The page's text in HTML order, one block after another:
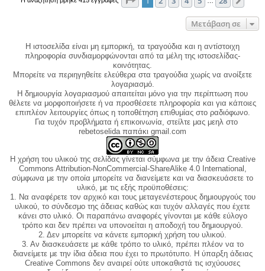
Μετάβαση σε
Η ιστοσελίδα είναι μη εμπορική, τα τραγούδια και η αντίστοιχη
πληροφορία συνδιαμορφώνονται από τα μέλη της ιστοσελίδας-
κοινότητας.
Μπορείτε να περιηγηθείτε ελεύθερα στα τραγούδια χωρίς να ανοίξετε
λογαριασμό.
Η δημιουργία λογαριασμού απαιτείται μόνο για την περίπτωση που
θέλετε να μορφοποιήσετε ή να προσθέσετε πληροφορία και για κάποιες
επιπλέον λειτουργίες όπως η τοποθέτηση επιθυμίας στο ραδιόφωνο.
Για τυχόν προβλήματα ή επικοινωνία, στείλτε μας μεηλ στο
rebetoselida παπάκι gmail.com
Η χρήση του υλικού της σελίδας γίνεται σύμφωνα με την άδεια Creative
Commons Attribution-NonCommercial-ShareAlike 4.0 International,
σύμφωνα με την οποία μπορείτε να διανείμετε και να διασκευάσετε το
υλικό, με τις εξής προϋποθέσεις:
1. Να αναφέρετε τον αρχικό και τους μεταγενέστερους δημιουργούς του
υλικού, το σύνδεσμο της άδειας καθώς και τυχόν αλλαγές που έχετε
κάνει στο υλικό. Οι παραπάνω αναφορές γίνονται με κάθε εύλογο
τρόπο και δεν πρέπει να υπονοείται η αποδοχή του δημιουργού.
2. Δεν μπορείτε να κάνετε εμπορική χρήση του υλικού.
3. Αν διασκευάσετε με κάθε τρόπο το υλικό, πρέπει πλέον να το
διανείμετε με την ίδια άδεια που έχει το πρωτότυπο. Η ύπαρξη άδειας
Creative Commons δεν αναιρεί ούτε υποκαθιστά τις ισχύουσες